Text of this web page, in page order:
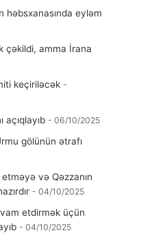
həbsxanasında eyləm
çəkildi, amma İrana
keçiriləcək
açıqlayıb 06/10/2025
gölünün ətrafı
və Qəzzanın
04/10/2025
etdirmək üçün
04/10/2025